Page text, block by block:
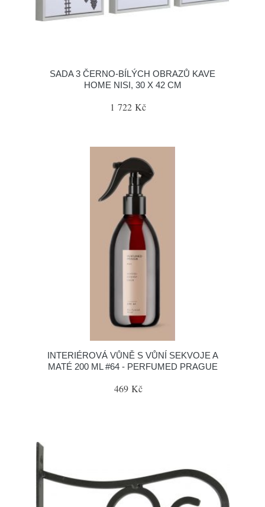
SADA 3 ČERNO-BÍLÝCH OBRAZŮ KAVE
HOME NISI, 30 X 42 CM
1 722 Kč
INTERIÉROVÁ VŮNĚ S VŮNÍ SEKVOJE A
MATÉ 200 ML #64 - PERFUMED PRAGUE
469 Kč